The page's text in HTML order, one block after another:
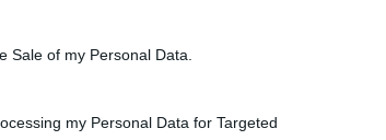
Sale of my Personal Data.
my Personal Data for Targeted